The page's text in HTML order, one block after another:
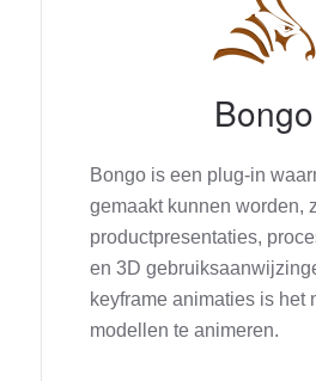
Bongo
Bongo is een plug-in
gemaakt kunnen worden,
productpresentaties,
en 3D
keyframe animaties is het
modellen te animeren.